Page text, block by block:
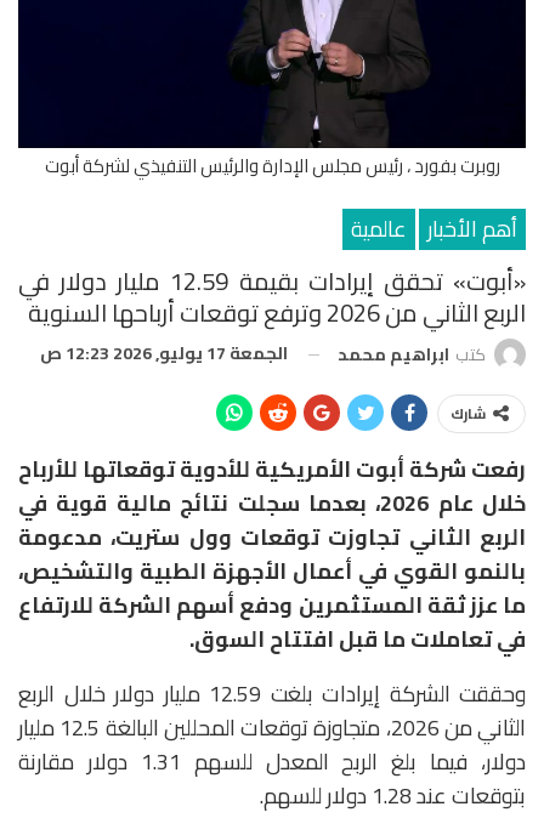
روبرت بفورد ، رئيس مجلس الإدارة والرئيس التنفيذي لشركة أبوت
أهم الأخبار عالمية
«أبوت» تحقق إيرادات بقيمة 12.59 مليار دولار في
الربع الثاني من 2026 وترفع توقعات أرباحها السنوية
كتب ابراهيم محمد الجمعة 17 يوليو, 2026 12:23 ص
شارك
رفعت شركة أبوت الأمريكية للأدوية توقعاتها للأرباح
خلال عام 2026، بعدما سجلت نتائج مالية قوية في
الربع الثاني تجاوزت توقعات وول ستريت، مدعومة
بالنمو القوي في أعمال الأجهزة الطبية والتشخيص،
ما عزز ثقة المستثمرين ودفع أسهم الشركة للارتفاع
في تعاملات ما قبل افتتاح السوق.
وحققت الشركة إيرادات بلغت 12.59 مليار دولار خلال الربع
الثاني من 2026، متجاوزة توقعات المحللين البالغة 12.5 مليار
دولار، فيما بلغ الربح المعدل للسهم 1.31 دولار مقارنة
بتوقعات عند 1.28 دولار للسهم.